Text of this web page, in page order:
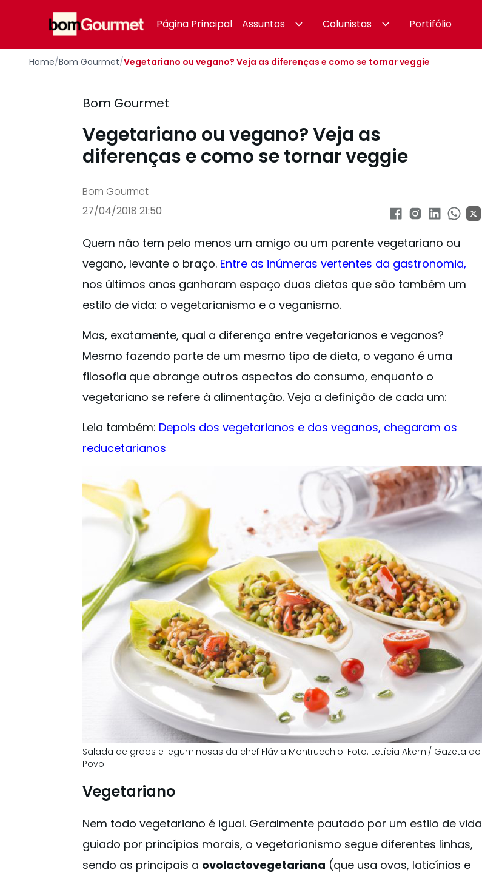
Página Principal
Assuntos Colunistas Portifólio
Home/Bom Gourmet/Vegetariano ou vegano? Veja as diferenças e como se tornar veggie
Bom Gourmet
Vegetariano ou vegano? Veja as
diferenças e como se tornar veggie
Bom Gourmet
27/04/2018 21:50
Quem não tem pelo menos um amigo ou um parente vegetariano ou
vegano, levante o braço. Entre as inúmeras vertentes da gastronomia,
nos últimos anos ganharam espaço duas dietas que são também um
estilo de vida: o vegetarianismo e o veganismo.
Mas, exatamente, qual a diferença entre vegetarianos e veganos?
Mesmo fazendo parte de um mesmo tipo de dieta, o vegano é uma
filosofia que abrange outros aspectos do consumo, enquanto o
vegetariano se refere à alimentação. Veja a definição de cada um:
Leia também: Depois dos vegetarianos e dos veganos, chegaram os
reducetarianos
Salada de grãos e leguminosas da chef Flávia Montrucchio. Foto: Letícia Akemi/ Gazeta do
Povo.
Vegetariano
Nem todo vegetariano é igual. Geralmente pautado por um estilo de vida
guiado por princípios morais, o vegetarianismo segue diferentes linhas,
sendo as principais a ovolactovegetariana (que usa ovos, laticínios e